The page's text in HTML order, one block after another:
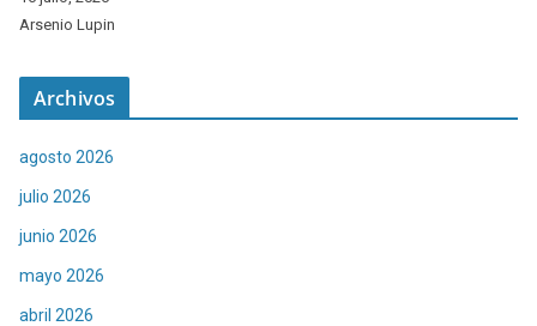
Arsenio Lupin
Archivos
agosto 2026
julio 2026
junio 2026
mayo 2026
abril 2026